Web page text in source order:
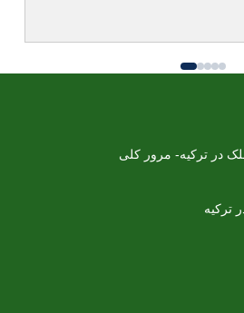
در ترکیه- مرور کلی
ترکیه